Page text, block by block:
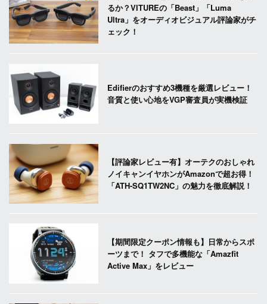
るか？VITUREの「Beast」「Luma
Ultra」をオーディオビジュアル評論家がチ
ェック！
Edifierのおすすめ3機種を厳選レビュー！
音質と使い心地をVGP審査員が実機検証
【評論家レビュー有】オーテクのおしゃれ
ノイキャンイヤホンがAmazonで超お得！
「ATH-SQ1TW2NC」の魅力を徹底解説！
【期間限定クーポン情報も】日常からスポ
ーツまで！ タフで多機能な「Amazfit
Active Max」をレビュー